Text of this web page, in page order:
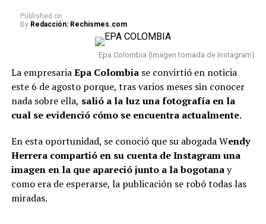
“Van dos meses. Hoy, después
de dos meses, estoy
totalmente tranquilo, estoy
bien. Incluso, para que dejen el
tema ahí también, con la
mamá de la niña estoy bien.
Como se lo dije a ella, tal vez
en algunas vainas no
compaginamos, se acabó lo
Published on
By Redacción: Rechismes.com
Epa Colombia (Imagen tomada de Instagram)
La empresariaEpa Colombiase convirtió en noticia
este 6 de agosto porque, tras varios meses sin conocer
nada sobre ella, salió a la luz una fotografía en la
cual se evidenció cómo se encuentra actualmente.
En esta oportunidad, se conoció que su abogada Wendy
Herrera compartió en su cuenta de Instagram una
imagen en la que apareció junto a la bogotanay
como era de esperarse, la publicación se robó todas las
miradas.